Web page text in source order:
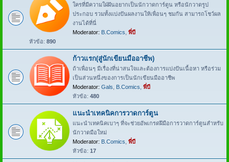
ใครที่มีความใฝ่ฝันอยากเป็นนักวาดการ์ตูน หรือนักวาดรูป
ประกอบ รวมทั้งแบ่งปันผลงานให้เพื่อนๆ ชมกัน สามารถโชว์ผล
งานได้ที่นี่
Moderator: B.Comics พี่บี
หัวข้อ: 890
ก้าวแรก(สู่นักเขียนมืออาชีพ)
ถ้าเพื่อนๆ มีเรื่องที่น่าสนใจและต้องการแบ่งปันเนื้อหา หรือร่วม
เป็นส่วนหนึ่งของการเป็นนักเขียนมืออาชีพ
Moderator: Gals B.Comics พี่บี
หัวข้อ: 480
แนะนำเทคนิคการวาดการ์ตูน
แนะนำเทคนิคเบาๆ ที่จะช่วยอัพเกรดฝีมือการวาดการ์ตูนสำหรับ
นักวาดมือใหม่
Moderator: B.Comics พี่บี
หัวข้อ: 17